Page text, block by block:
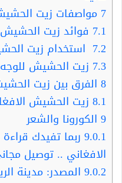
7 مواصفات زيت
7.1 فوائد زيت
7.2 استخدام زيت
7.3 زيت الحشيش للوجه
8 الفرق بين زيت
8.1 زيت الحشيش
9 الكورونا والشعر
9.0.1 ربما تفيدك
الافغاني .. توصيل مجاني
9.0.2 المصدر: مدينة